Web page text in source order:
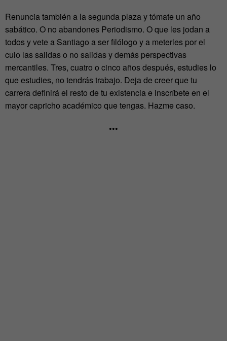
Renuncia también a la segunda plaza y tómate un año
sabático. O no abandones Periodismo. O que les jodan a
todos y vete a Santiago a ser filólogo y a meterles por el
culo las salidas o no salidas y demás perspectivas
mercantiles. Tres, cuatro o cinco años después, estudies lo
que estudies, no tendrás trabajo. Deja de creer que tu
carrera definirá el resto de tu existencia e inscríbete en el
mayor capricho académico que tengas. Hazme caso.
•••